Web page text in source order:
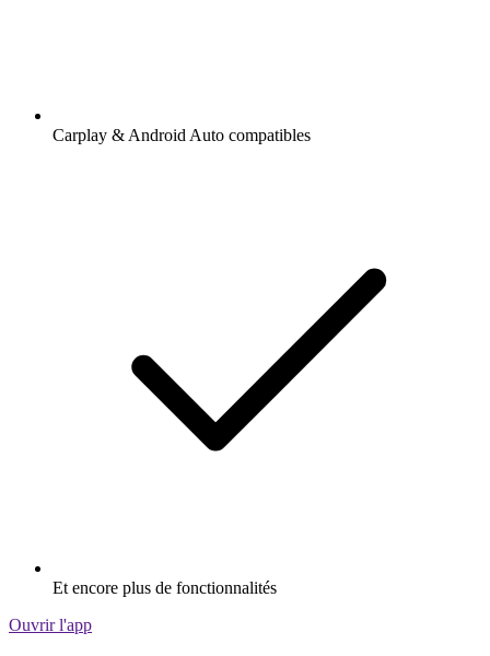
Carplay & Android Auto compatibles
Et encore plus de fonctionnalités
Ouvrir l'app